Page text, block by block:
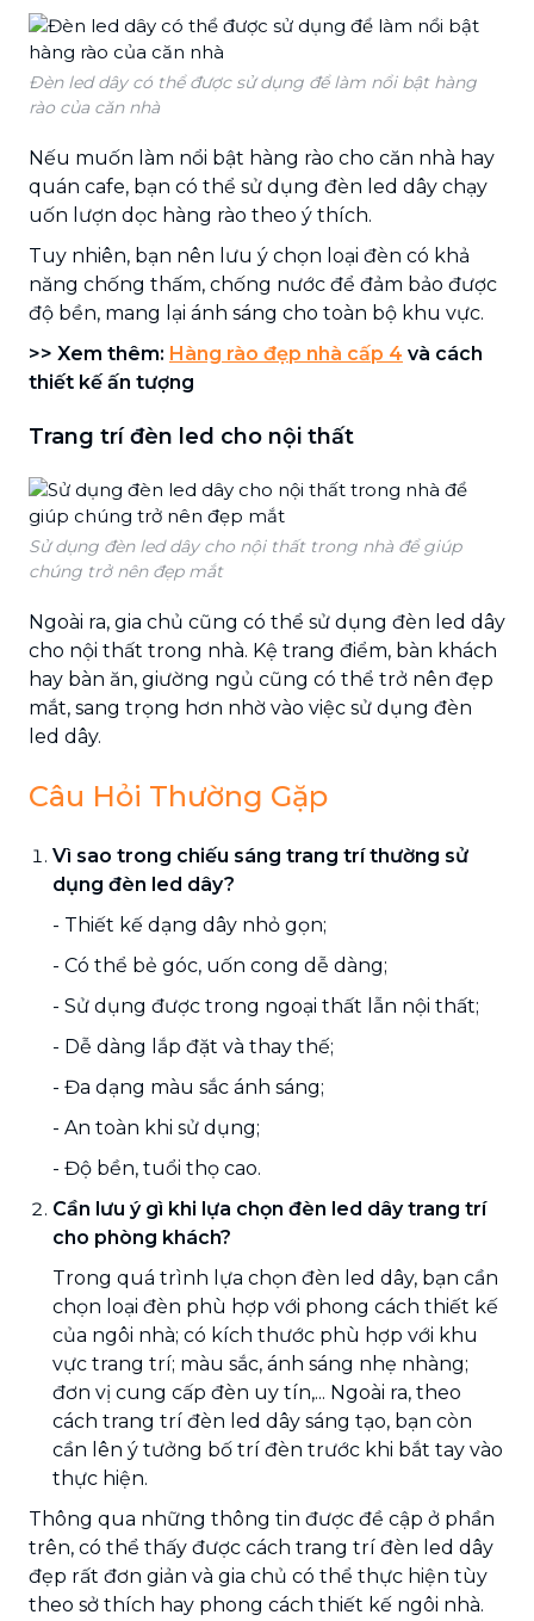
Đèn led dây có thể được sử dụng để làm nổi bật hàng
rào của căn nhà
Nếu muốn làm nổi bật hàng rào cho căn nhà hay
quán cafe, bạn có thể sử dụng đèn led dây chạy
uốn lượn dọc hàng rào theo ý thích.
Tuy nhiên, bạn nên lưu ý chọn loại đèn có khả
năng chống thấm, chống nước để đảm bảo được
độ bền, mang lại ánh sáng cho toàn bộ khu vực.
>> Xem thêm: Hàng rào đẹp nhà cấp 4 và cách
thiết kế ấn tượng
Trang trí đèn led cho nội thất
Sử dụng đèn led dây cho nội thất trong nhà để giúp
chúng trở nên đẹp mắt
Ngoài ra, gia chủ cũng có thể sử dụng đèn led dây
cho nội thất trong nhà. Kệ trang điểm, bàn khách
hay bàn ăn, giường ngủ cũng có thể trở nên đẹp
mắt, sang trọng hơn nhờ vào việc sử dụng đèn
led dây.
Câu Hỏi Thường Gặp
Vì sao trong chiếu sáng trang trí thường sử
dụng đèn led dây?
- Thiết kế dạng dây nhỏ gọn;
- Có thể bẻ góc, uốn cong dễ dàng;
- Sử dụng được trong ngoại thất lẫn nội thất;
- Dễ dàng lắp đặt và thay thế;
- Đa dạng màu sắc ánh sáng;
- An toàn khi sử dụng;
- Độ bền, tuổi thọ cao.
Cần lưu ý gì khi lựa chọn đèn led dây trang trí
cho phòng khách?
Trong quá trình lựa chọn đèn led dây, bạn cần
chọn loại đèn phù hợp với phong cách thiết kế
của ngôi nhà; có kích thước phù hợp với khu
vực trang trí; màu sắc, ánh sáng nhẹ nhàng;
đơn vị cung cấp đèn uy tín,... Ngoài ra, theo
cách trang trí đèn led dây sáng tạo, bạn còn
cần lên ý tưởng bố trí đèn trước khi bắt tay vào
thực hiện.
Thông qua những thông tin được đề cập ở phần
trên, có thể thấy được cách trang trí đèn led dây
đẹp rất đơn giản và gia chủ có thể thực hiện tùy
theo sở thích hay phong cách thiết kế ngôi nhà.